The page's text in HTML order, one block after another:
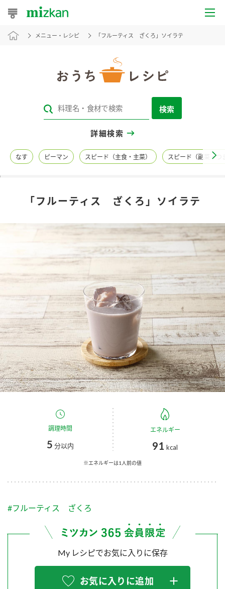
おうちレシピ
レシピカテゴリ一覧
レシピ名特集
商品情報
酢
お酢ドリンク ぽん酢
みりん風・料理酒 鍋用調味料
つゆ たれ
スープ 中華
ふりかけ
炊き込みご飯の素 米飯用調味液
新商品一覧
キャンペーン情報
ブランド・スペシャルサイト
ブランド・スペシャルサイト トップ
商品ブランドサイト
Fibee（ファイビー）
くらしプラ酢
お酢ドリンク
つゆ
PIN印
企業情報
国内事業概要
企業理念
ミツカンの歴史
ミツカンを知る
環境への取り組み
ZENB initiative
MIM（ミツカンミュージアム）
販売終了製品のご案内
メニュー・レシピ 「フルーティス ざくろ」ソイラテ
検索
詳細検索
なす ピーマン スピード（主食・主菜） スピード（副菜・つ
「フルーティス ざくろ」ソイラテ
調理時間
5 分以内
エネルギー
91 kcal
※エネルギーは1人前の値
#フルーティス ざくろ
My レシピでお気に入りに保存
お気に入りに追加